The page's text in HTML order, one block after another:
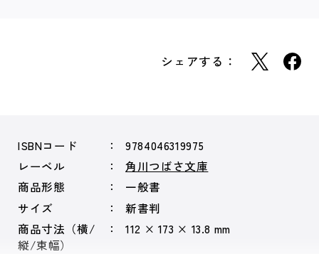
シェアする：
ISBNコード
9784046319975
レーベル
角川つばさ文庫
商品形態
一般書
サイズ
新書判
商品寸法（横/
縦/束幅）
112 × 173 × 13.8 mm